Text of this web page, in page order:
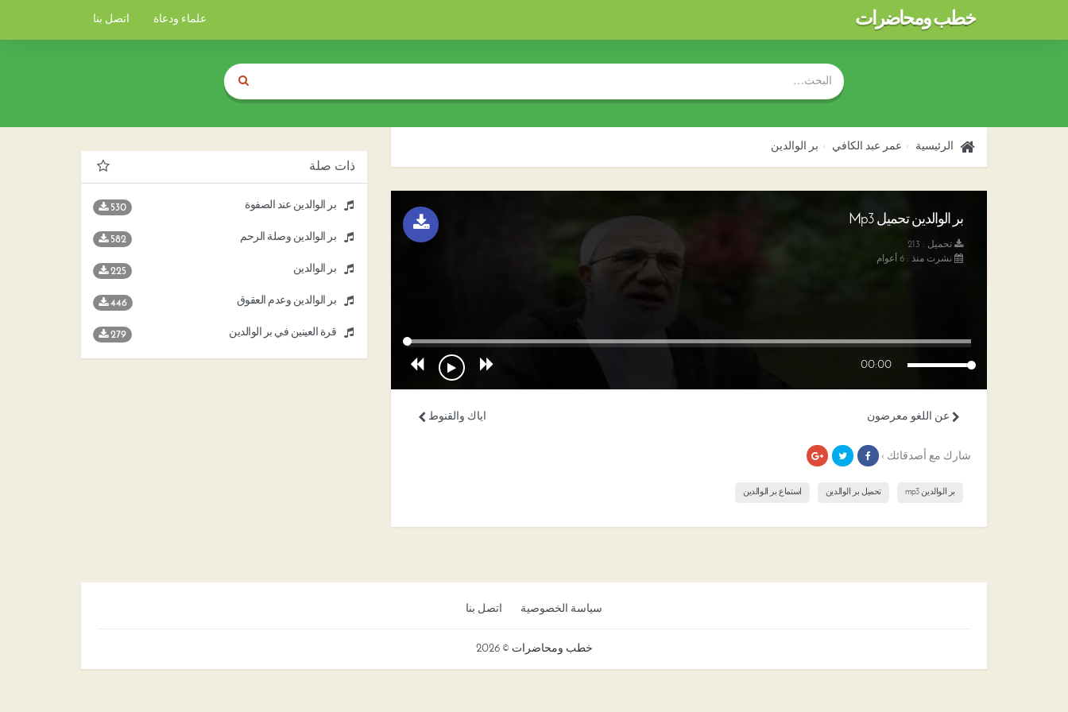
خطب ومحاضرات علماء ودعاة اتصل بنا
الرئيسية عمر عبد الكافي بر الوالدين
بر الوالدين تحميل Mp3
تحميل : 213
نشرت منذ : 6 أعوام
00:00
اياك والقنوط عن اللغو معرضون
شارك مع أصدقائك ›
بر الوالدين mp3 تحميل بر الوالدين استماع بر الوالدين
ذات صلة
بر الوالدين عند الصفوة 530
بر الوالدين وصلة الرحم 582
بر الوالدين 225
بر الوالدين وعدم العقوق 446
قرة العينين في بر الوالدين 279
سياسة الخصوصية اتصل بنا
خطب ومحاضرات © 2026